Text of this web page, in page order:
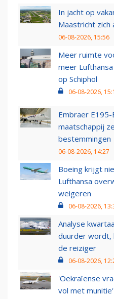
In jacht op
Maastricht zich
06-08-2026, 15:56
Meer ruimte
meer
op Schiphol
06-08-2026,
Embraer E195-
maatschappij
bestemmingen
06-08-2026, 14:27
Boeing krijgt
Lufthansa
weigeren
06-08-2026,
Analyse
duurder wordt,
de reiziger
06-08-2026,
'Oekraïense
vol met munitie'